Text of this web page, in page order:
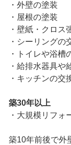
・外壁の塗装
・屋根の塗装
・壁紙・クロス
・シーリングの
・トイレや浴槽
・給排水器具や
・キッチンの交
築30年以上
・大規模リフォ
築10年前後で外